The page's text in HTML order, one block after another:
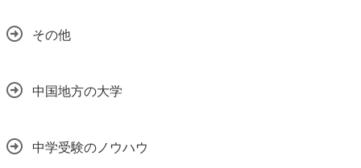
その他
中国地方の大学
中学受験のノウハウ